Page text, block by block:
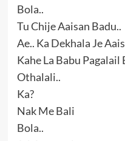
Bola..
Tu Chije Aaisan Badu..
Ae.. Ka Dekhala Je
Kahe La Babu Pagalail
Othalali..
Ka?
Nak Me Bali
Bola..